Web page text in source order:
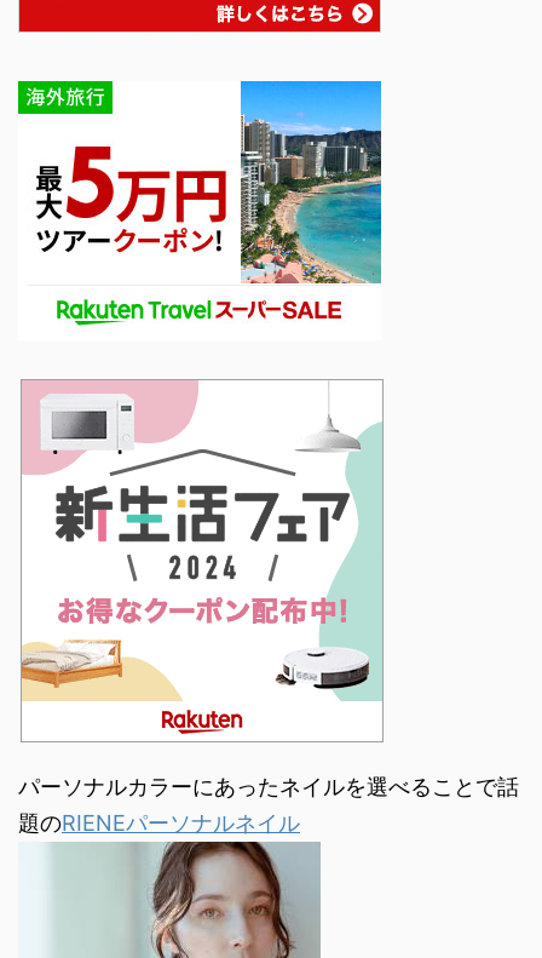
パーソナルカラーにあったネイルを選べることで話
題のRIENEパーソナルネイル